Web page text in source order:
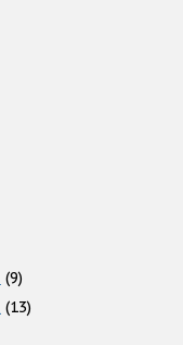
(9)
(13)